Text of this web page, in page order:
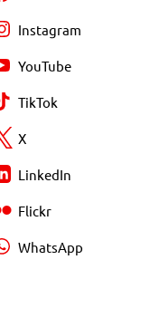
Instagram
YouTube
TikTok
X
LinkedIn
Flickr
WhatsApp